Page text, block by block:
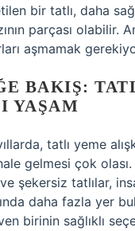
bir tatlı, daha
parçası olabilir.
aşmamak
BAKIŞ:
YAŞAM
tatlı yeme
gelmesi çok
şekersiz tatlılar,
daha fazla yer
birinin sağlıklı